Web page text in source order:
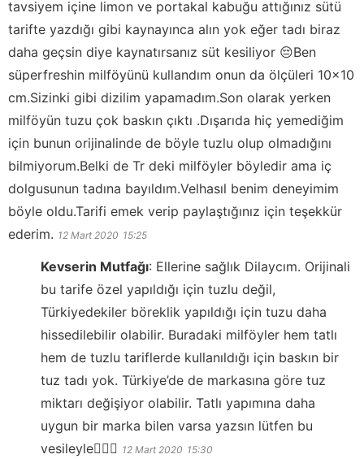
tavsiyem içine limon ve portakal kabuğu attığınız sütü
tarifte yazdığı gibi kaynayınca alın yok eğer tadı biraz
daha geçsin diye kaynatırsanız süt kesiliyor 😔Ben
süperfreshin milföyünü kullandım onun da ölçüleri 10×10
cm.Sizinki gibi dizilim yapamadım.Son olarak yerken
milföyün tuzu çok baskın çıktı .Dışarıda hiç yemediğim
için bunun orijinalinde de böyle tuzlu olup olmadığını
bilmiyorum.Belki de Tr deki milföyler böyledir ama iç
dolgusunun tadına bayıldım.Velhasıl benim deneyimim
böyle oldu.Tarifi emek verip paylaştığınız için teşekkür
ederim. 12 Mart 2020 15:25
Kevserin Mutfağı: Ellerine sağlık Dilaycım. Orijinali
bu tarife özel yapıldığı için tuzlu değil,
Türkiyedekiler böreklik yapıldığı için tuzu daha
hissedilebilir olabilir. Buradaki milföyler hem tatlı
hem de tuzlu tariflerde kullanıldığı için baskın bir
tuz tadı yok. Türkiye’de de markasına göre tuz
miktarı değişiyor olabilir. Tatlı yapımına daha
uygun bir marka bilen varsa yazsın lütfen bu
vesileyle🙋🏻‍♀️ 12 Mart 2020 15:30